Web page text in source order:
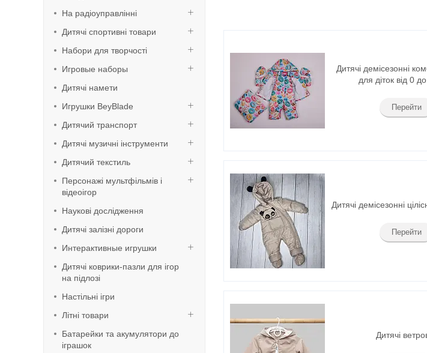
На радіоуправлінні
Дитячі спортивні товари
Набори для творчості
Игровые наборы
Дитячі намети
Игрушки BeyBlade
Дитячий транспорт
Дитячі музичні інструменти
Дитячий текстиль
Персонажі мультфільмів і
відеоігор
Наукові дослідження
Дитячі залізні дороги
Интерактивные игрушки
Дитячі коврики-пазли для ігор
на підлозі
Настільні ігри
Літні товари
Батарейки та акумулятори до
іграшок
Дитячі демісезонні
для діток від 0
Перейти
Дитячі демісезонні
Перейти
Дитячі